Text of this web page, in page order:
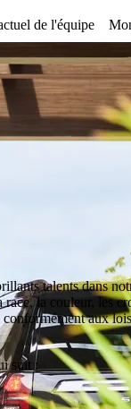
de l'équipe
talents dans
la couleur, les
aux
suit :